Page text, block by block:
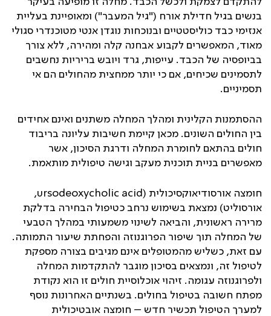
בנשים בגיל חדילת אורח ("גיל המעבר") ומאופיינת בעליית
אנזימי כבד כוליסטטיים ובנוכחות נוגדן אנטי מטוכנדרי סגולי
מאוד, המאפשרים לקבוע אבחנה קלה ומהירה, ללא צורך
בביופסיה של הכבד. עייפות, גרד ויובש בריריות נחשבים
לתסמינים שכיחים, אם כי יותר ממחצית מהחולים הם אי
תסמיניים.
ההסתמנות הקלינית ומהלך המחלה משתנים ואינם אחידים
בין החולים השונים. מכאן קיימת חשיבות עליונה בריבוד
חולים בהתאם לחומרת המחלה ודרגת הסיכון, אשר
מאפשרים בניית תוכנית מעקב וגישה טיפולית מותאמת.
חומצה אורסודיאוקסיכולית (ursodeoxycholic acid
,
אורסוליט) נמצאת בשימוש נרחב כטיפול הבחירה בדלקת
מרירה ראשונית, והביאה לשינוי משמעותי במהלך הטבעי
של המחלה תוך שיפור הפרוגנוזה והפחתת שיעור התמותה.
עם זאת, כשליש מהמטופלים אינם מגיבים בצורה מספקת
לטיפול זה, ונמצאים בסיכון מוגבר להתקדמות המחלה
ולפרוגנוזה עגומה. זיהוי אוכלוסיית חולים זו הוא נקודת
מפתח חשובה בטיפול בחולים. בשנתיים האחרונות נוסף
למערך הטיפול תכשיר חדש – חומצה אובטיכולית